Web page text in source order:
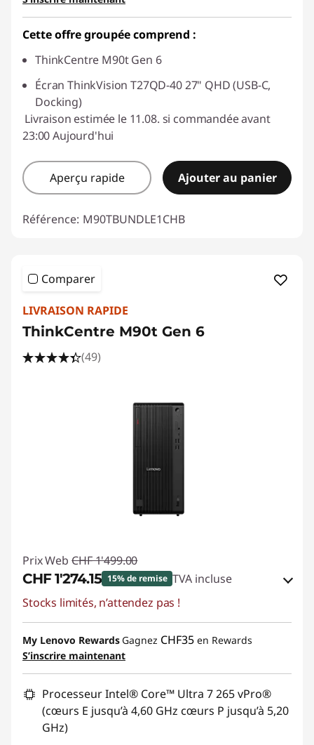
Code de réduction :
Cette offre groupée comprend :
ThinkCentre M90t Gen 6
Écran ThinkVision T27QD-40 27" QHD (USB-C,
Docking)
Livraison estimée le 11.08. si commandée avant
23:00 Aujourd'hui
Aperçu rapide Ajouter au panier
Référence: M90TBUNDLE1CHB
Comparer
LIVRAISON RAPIDE
ThinkCentre M90t Gen 6
(49)
Prix Web CHF 1'499.00
CHF 1'274.15 15% de remise TVA incluse
Bons de réduction en ligne :
Code de réduction :SALES
Stocks limités, n’attendez pas !
My Lenovo Rewards Gagnez CHF35 en Rewards
S’inscrire maintenant
Processeur Intel® Core™ Ultra 7 265 vPro®
(cœurs E jusqu’à 4,60 GHz cœurs P jusqu’à 5,20
GHz)